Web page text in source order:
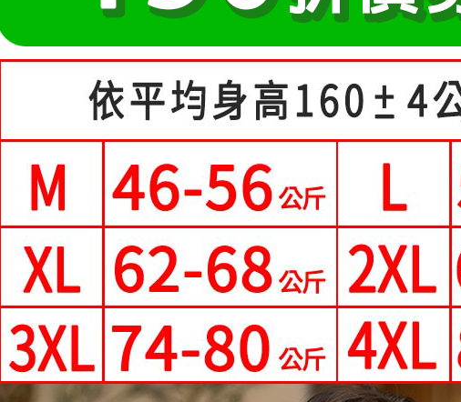
【注意事項】
１．透過由恩沛科技
交易，需依本服務之
求債權轉讓予恩沛科
２．關於個人資料處
https://aftee.tw/
３．未成年的使用者
任。
４．使用「AFTEE
即時審查核予不同之
結果請求用戶進行身
５．嚴禁一人註冊多
形，恩沛科技股份有
動。
7-11付款取貨
每筆NT$80，滿
每筆NT$80，滿
每筆NT$70，滿
國家/地區配送